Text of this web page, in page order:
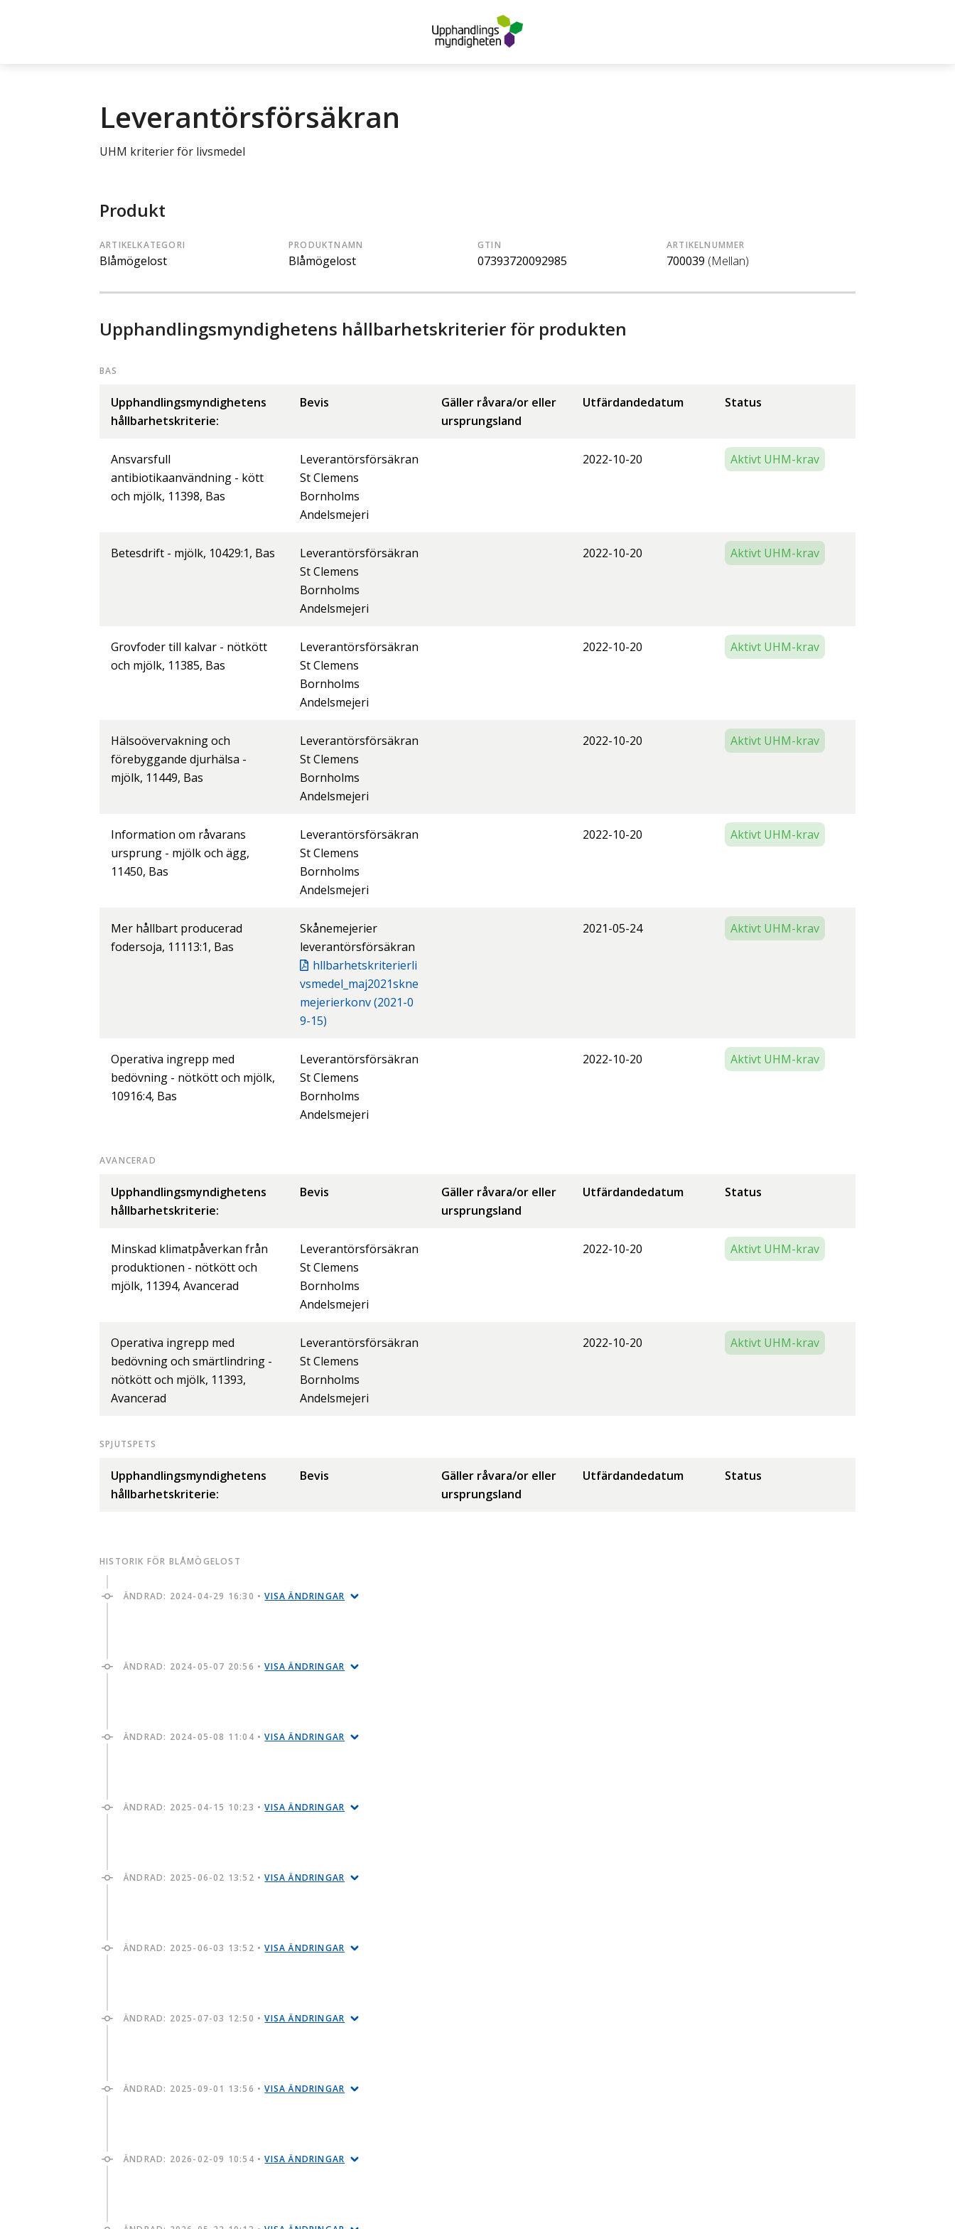
Leverantörsförsäkran
UHM kriterier för livsmedel
Produkt
ARTIKELKATEGORI
Blåmögelost
PRODUKTNAMN
Blåmögelost
GTIN
07393720092985
ARTIKELNUMMER
700039 (Mellan)
Upphandlingsmyndighetens hållbarhetskriterier för produkten
BAS
Upphandlingsmyndighetens
hållbarhetskriterie:
Bevis
Gäller råvara/or eller
ursprungsland
Utfärdandedatum Status
Ansvarsfull
antibiotikaanvändning - kött
och mjölk, 11398, Bas
Leverantörsförsäkran
St Clemens
Bornholms
Andelsmejeri
2022-10-20 Aktivt UHM-krav
Betesdrift - mjölk, 10429:1, Bas
Leverantörsförsäkran
St Clemens
Bornholms
Andelsmejeri
2022-10-20 Aktivt UHM-krav
Grovfoder till kalvar - nötkött
och mjölk, 11385, Bas
Leverantörsförsäkran
St Clemens
Bornholms
Andelsmejeri
2022-10-20 Aktivt UHM-krav
Hälsoövervakning och
förebyggande djurhälsa -
mjölk, 11449, Bas
Leverantörsförsäkran
St Clemens
Bornholms
Andelsmejeri
2022-10-20 Aktivt UHM-krav
Information om råvarans
ursprung - mjölk och ägg,
11450, Bas
Leverantörsförsäkran
St Clemens
Bornholms
Andelsmejeri
2022-10-20 Aktivt UHM-krav
Mer hållbart producerad
fodersoja, 11113:1, Bas
Skånemejerier
leverantörsförsäkran
hllbarhetskriterierli
vsmedel_maj2021skne
mejerierkonv (2021-0
9-15)
2021-05-24 Aktivt UHM-krav
Operativa ingrepp med
bedövning - nötkött och mjölk,
10916:4, Bas
Leverantörsförsäkran
St Clemens
Bornholms
Andelsmejeri
2022-10-20 Aktivt UHM-krav
AVANCERAD
Upphandlingsmyndighetens
hållbarhetskriterie:
Bevis
Gäller råvara/or eller
ursprungsland
Utfärdandedatum Status
Minskad klimatpåverkan från
produktionen - nötkött och
mjölk, 11394, Avancerad
Leverantörsförsäkran
St Clemens
Bornholms
Andelsmejeri
2022-10-20 Aktivt UHM-krav
Operativa ingrepp med
bedövning och smärtlindring -
nötkött och mjölk, 11393,
Avancerad
Leverantörsförsäkran
St Clemens
Bornholms
Andelsmejeri
2022-10-20 Aktivt UHM-krav
SPJUTSPETS
Upphandlingsmyndighetens
hållbarhetskriterie:
Bevis
Gäller råvara/or eller
ursprungsland
Utfärdandedatum Status
HISTORIK FÖR BLÅMÖGELOST
ÄNDRAD: 2024-04-29 16:30 •VISA ÄNDRINGAR
ÄNDRAD: 2024-05-07 20:56 •VISA ÄNDRINGAR
ÄNDRAD: 2024-05-08 11:04 •VISA ÄNDRINGAR
ÄNDRAD: 2025-04-15 10:23 •VISA ÄNDRINGAR
ÄNDRAD: 2025-06-02 13:52 •VISA ÄNDRINGAR
ÄNDRAD: 2025-06-03 13:52 •VISA ÄNDRINGAR
ÄNDRAD: 2025-07-03 12:50 •VISA ÄNDRINGAR
ÄNDRAD: 2025-09-01 13:56 •VISA ÄNDRINGAR
ÄNDRAD: 2026-02-09 10:54 •VISA ÄNDRINGAR